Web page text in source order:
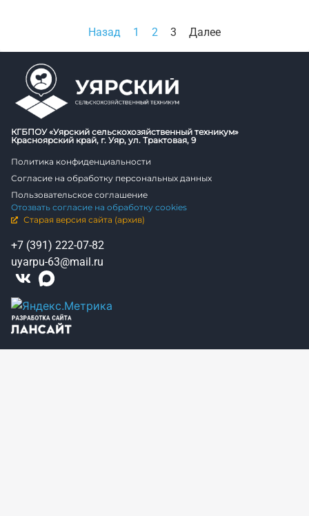
Назад 1 2 3 Далее
КГБПОУ «Уярский сельскохозяйственный техникум»
Красноярский край, г. Уяр, ул. Трактовая, 9
Политика конфиденциальности
Согласие на обработку персональных данных
Пользовательское соглашение
Отозвать согласие на обработку cookies
Старая версия сайта (архив)
+7 (391) 222-07-82
uyarpu-63@mail.ru